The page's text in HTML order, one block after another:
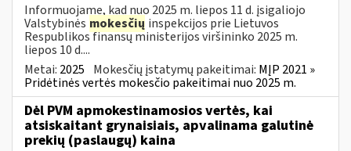
Informuojame, kad nuo 2025 m. liepos 11 d. įsigaliojo
Valstybinės mokesčių inspekcijos prie Lietuvos
Respublikos finansų ministerijos viršininko 2025 m.
liepos 10 d....
Metai: 2025 Mokesčių įstatymų pakeitimai: MĮP 2021 »
Pridėtinės vertės mokesčio pakeitimai nuo 2025 m.
Dėl PVM apmokestinamosios vertės, kai
atsiskaitant grynaisiais, apvalinama galutinė
prekių (paslaugų) kaina